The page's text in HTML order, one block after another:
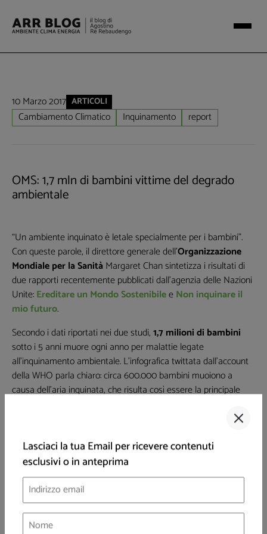
10 Marzo 2017 ARTICOLI
Cambiamento Climatico Inquinamento report
OMS: 1,7 mln di bambini vittime del degrado
ambientale
“Un ambiente inquinato è letale specialmente per i bambini”.
Con queste parole, il direttore generale dell’Organizzazione
Mondiale per la SanitàMargaret Chan sintetizza i risultati di
due rapporti recentemente pubblicati dall’agenzia delle Nazioni
Unite:Ereditare un Mondo SostenibileeNon inquinare il
mio futuro.
Secondo i dati riportati nei due studi,1,7 milioni di bambini
sotto i 5 anni muore ogni anno per malattie legate
all’inquinamento ambientale. L'infografica twittata dall'account
della WHO parla chiaro: circa 600.000 bambini muoiono a
causa dell’aria inquinata, che risulta così essere la principale
Every year air pollution kills 570,000
children.https://t.co/K7JUBTTz5j
pic.twitter.com/W5xMaCdtpQ
— WHO (@WHO)6 marzo 2017
Dati come quelli riportati dall’OMS ci permettono di inquadrare
Lasciaci la tua Email per ricevere contenuti
esclusivi o in anteprima